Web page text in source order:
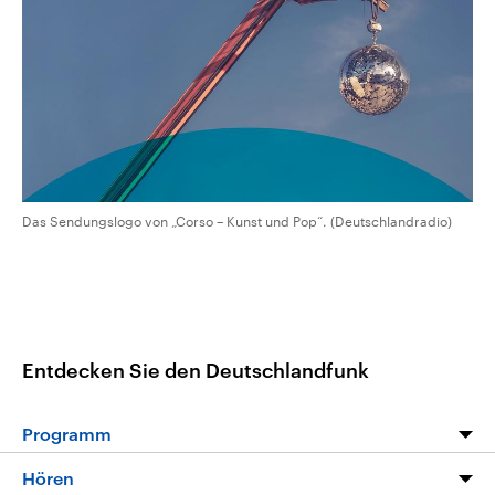
Wahlprogramme, aktuelle Berichte
und Hintergründe zu den Parteien
und Kandidaten der anstehenden
aktuelle Weltgeschehen.
Programm Podcasts
Das Sendungslogo von „Corso – Kunst und Pop“. (Deutschlandradio)
Entdecken Sie den Deutschlandfunk
Programm
Programm
Hören